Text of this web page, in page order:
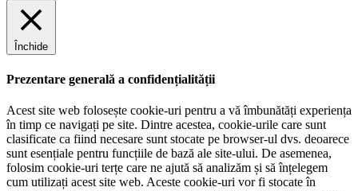
Închide
Prezentare generală a confidențialității
Acest site web folosește cookie-uri pentru a vă îmbunătăți experiența
în timp ce navigați pe site. Dintre acestea, cookie-urile care sunt
clasificate ca fiind necesare sunt stocate pe browser-ul dvs. deoarece
sunt esențiale pentru funcțiile de bază ale site-ului. De asemenea,
folosim cookie-uri terțe care ne ajută să analizăm și să înțelegem
cum utilizați acest site web. Aceste cookie-uri vor fi stocate în